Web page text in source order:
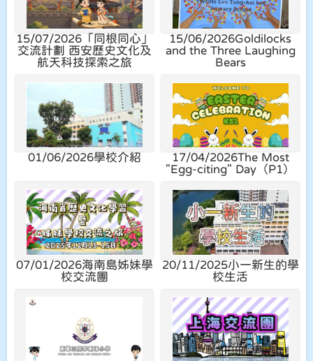
15/07/2026「同根同心」
交流計劃 西安歷史文化及
航天科技探索之旅
15/06/2026Goldilocks
and the Three Laughing
Bears
01/06/2026學校介紹 17/04/2026The Most
"Egg-citing" Day（P1）
07/01/2026海南島姊妹學
校交流團
20/11/2025小一新生的學
校生活